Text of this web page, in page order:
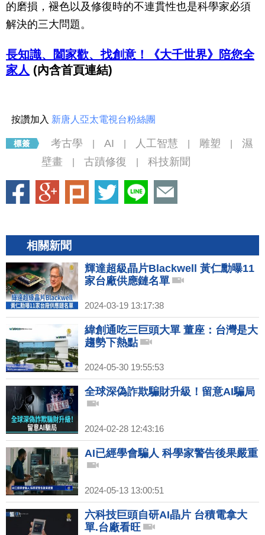
的磨損，褪色以及修復時的不連貫性也是科學家必須
解決的三大問題。
長知識、闔家歡、找創意！《大千世界》陪您全
家人 (內含首頁連結)
按讚加入 新唐人亞太電視台粉絲團
考古學 AI 人工智慧 雕塑
濕
壁畫
古蹟修復 科技新聞
相關新聞
輝達超級晶片Blackwell 黃仁勳曝11
家台廠供應鏈名單
2024-03-19 13:17:38
緯創通吃三巨頭大單 董座：台灣是大
趨勢下熱點
2024-05-30 19:55:53
全球深偽詐欺騙財升級！留意AI騙局
2024-02-28 12:43:16
AI已經學會騙人 科學家警告後果嚴重
2024-05-13 13:00:51
六科技巨頭自研AI晶片 台積電拿大
單.台廠看旺